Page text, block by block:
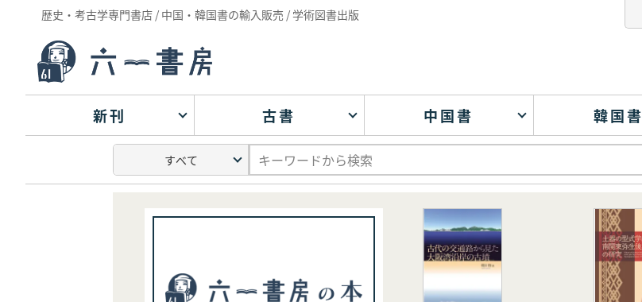
歴史・考古学専門書店 / 中国・韓国書の輸入販売 / 学術図書出版
新刊 古書 中国書 韓国書